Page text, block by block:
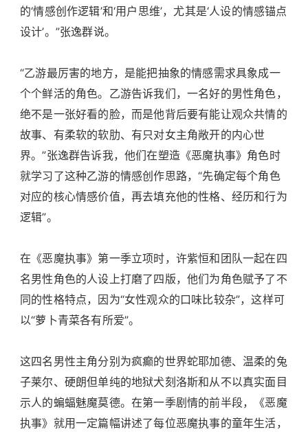
的‘情感创作逻辑’和‘用户思维’，尤其是‘人设的情感锚点
设计’。”张逸群说。
“乙游最厉害的地方，是能把抽象的情感需求具象成一
个个鲜活的角色。乙游告诉我们，一名好的男性角色，
绝不是一张好看的脸，而是他背后要有能让观众共情的
故事、有柔软的软肋、有只对女主角敞开的内心世
界。”张逸群告诉我，他们在塑造《恶魔执事》角色时
就学习了这种乙游的情感创作思路，“先确定每个角色
对应的核心情感价值，再去填充他的性格、经历和行为
逻辑”。
在《恶魔执事》第一季立项时，许紫恒和团队一起在四
名男性角色的人设上打磨了四版，他们为角色赋予了不
同的性格特点，因为“女性观众的口味比较杂”，这样可
以“萝卜青菜各有所爱”。
这四名男性主角分别为疯癫的世界蛇耶加德、温柔的兔
子莱尔、硬朗但单纯的地狱犬刻洛斯和从不以真实面目
示人的蝙蝠魅魔莫德。在第一季剧情的前半段，《恶魔
执事》就用一定篇幅讲述了每位恶魔执事的童年生活，